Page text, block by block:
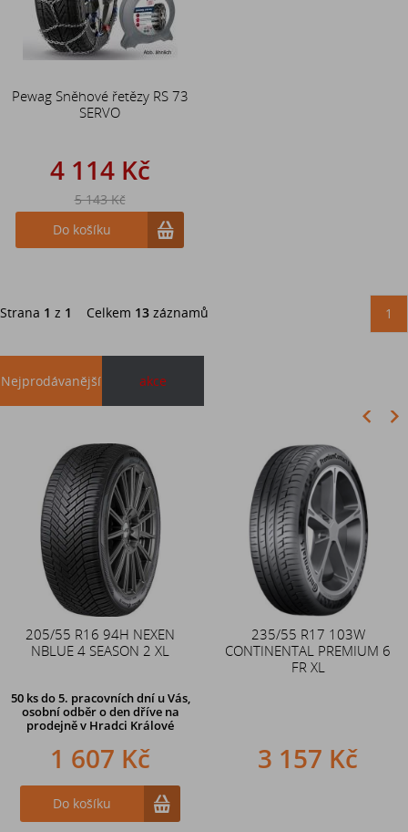
Pewag Sněhové řetězy RS 73
SERVO
4 114 Kč
5 143 Kč
Do košíku
Strana 1 z 1 Celkem 13 záznamů 1
Nejprodávanější akce
205/55 R16 94H NEXEN
NBLUE 4 SEASON 2 XL
50 ks do 5. pracovních dní u Vás,
osobní odběr o den dříve na
prodejněv Hradci Králové
1 607 Kč
Do košíku
235/55 R17 103W
CONTINENTAL PREMIUM 6
FR XL
3 157 Kč
Duše 12x4 (4.00-4) kovový
zahnutý ventil TR87
242 Kč